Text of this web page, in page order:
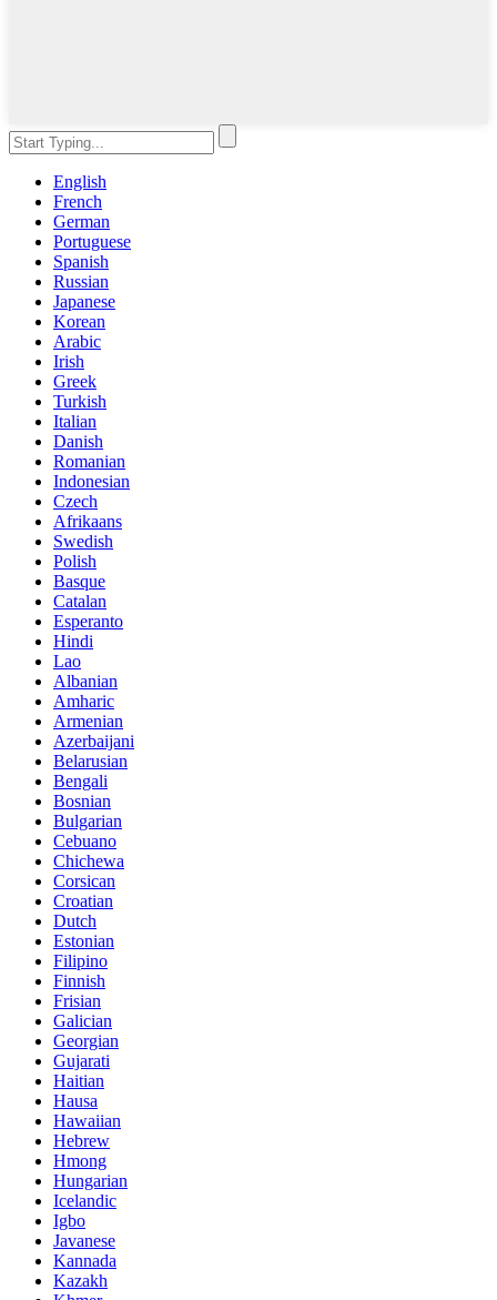
English
French
German
Portuguese
Spanish
Russian
Japanese
Korean
Arabic
Irish
Greek
Turkish
Italian
Danish
Romanian
Indonesian
Czech
Afrikaans
Swedish
Polish
Basque
Catalan
Esperanto
Hindi
Lao
Albanian
Amharic
Armenian
Azerbaijani
Belarusian
Bengali
Bosnian
Bulgarian
Cebuano
Chichewa
Corsican
Croatian
Dutch
Estonian
Filipino
Finnish
Frisian
Galician
Georgian
Gujarati
Haitian
Hausa
Hawaiian
Hebrew
Hmong
Hungarian
Icelandic
Igbo
Javanese
Kannada
Kazakh